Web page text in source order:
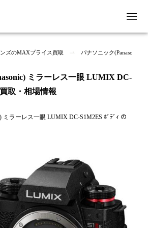
ズのMAXプライス買取 パナソニック(Panasonic)
ミラーレス一眼 LUMIX DC-
取・相場情報
ミラーレス一眼 LUMIX DC-S1M2ES ﾎﾞﾃﾞｨ の